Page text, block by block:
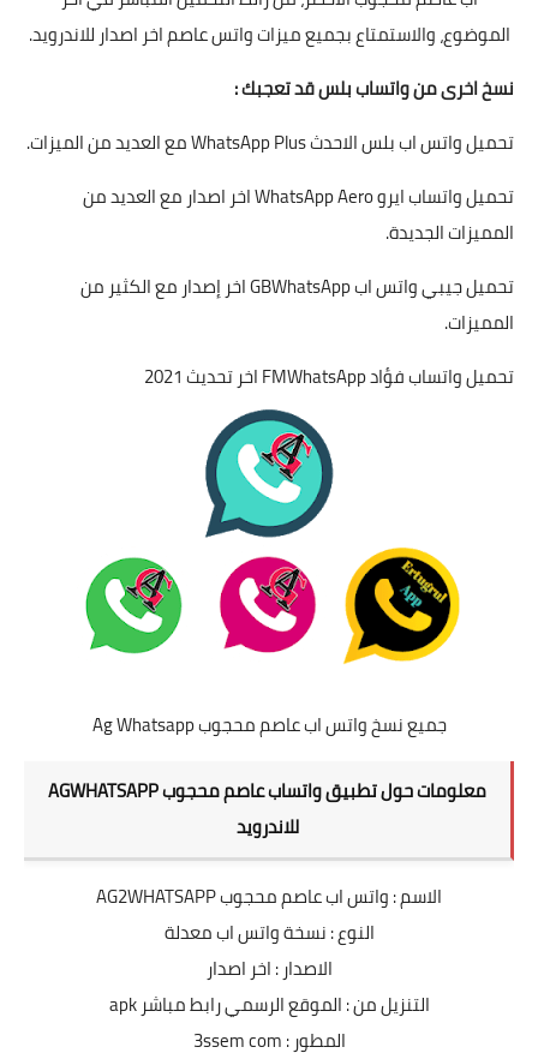
الموضوع، والاستمتاع بجميع ميزات واتس عاصم اخر اصدار للاندرويد.
نسخ اخرى من واتساب بلس قد تعجبك :
تحميل واتس اب بلس الاحدث WhatsApp Plus مع العديد من الميزات
.
تحميل واتساب ايرو WhatsApp Aero اخر اصدار مع العديد من
المميزات الجديدة.
تحميل جيبي واتس اب GBWhatsApp اخر إصدار مع الكثير من
المميزات.
تحميل واتساب فؤاد FMWhatsApp اخر تحديث 2021
جميع نسخ واتس اب عاصم محجوب Ag Whatsapp
معلومات حول تطبيق واتساب عاصم محجوب AGWHATSAPP
للاندرويد
الاسم : واتس اب عاصم محجوب AG2WHATSAPP
النوع : نسخة واتس اب معدلة
الاصدار : اخر اصدار
التنزيل من : الموقع الرسمي رابط مباشر apk
المطور : 3ssem com